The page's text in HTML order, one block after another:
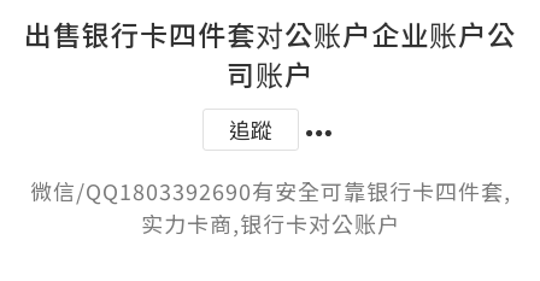
出售银行卡四件套对公账户企业账户公
司账户
追蹤
微信/QQ1803392690有安全可靠银行卡四件套,
实力卡商,银行卡对公账户